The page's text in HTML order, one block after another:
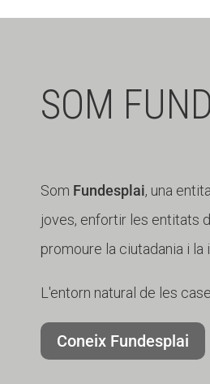
SOM
Som Fundesplai, una
joves, enfortir les entitats
promoure la ciutadania i
L'entorn natural de les
Coneix Fundesplai